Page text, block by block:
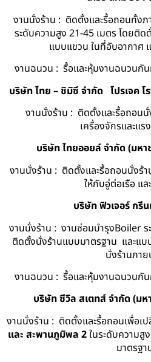
งานนั่งร้าน : ติดตั้งและรื้อถอนทั้ง
ระดับความสูง 21-45 เมตร โดยติ
แบบแขวน ในที่อับอากาศ
งานฉนวน : รื้อและหุ้มงานฉนวนกั
บริษัท ไทย – ชิมิซึ จำกัด โปรเจค
งานนั่งร้าน : ติดตั้งและรื้อถอน
เครื่องจักรและแร
บริษัท ไทยออยล์ จํากัด (มหา
งานนั่งร้าน : ติดตั้งและรื้อถอนนั่งร้
ให้กับอู่ต่อเรือ แล
บริษัท ฟิวเจอร์ กรี
งานนั่งร้าน : งานซ่อมบำรุงBoiler ร
ติดตั้งนั่งร้านแบบมาตรฐาน และแบ
นั่งร้านภา
งานฉนวน : รื้อและหุ้มงานฉนวนกั
บริษัท ซีวิล สเตทส์ จำกัด (ม
งานนั่งร้าน : ติดตั้งและรื้อถอนเพื่อเ
และ สะพานภูมิพล 2ในระดับความ
มาตรฐา